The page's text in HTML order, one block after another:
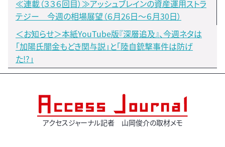
≪連載（３３６回目）≫アッシュブレインの資産運用ストラ
テジー 今週の相場展望（６月26日～６月30日）
＜お知らせ＞本紙YouTube版『深層追及』、今週ネタは
「加陽氏闇金もどき関与説」と「陸自銃撃事件は防げ
た!?」
アクセスジャーナル記者 山岡俊介の取材メモ